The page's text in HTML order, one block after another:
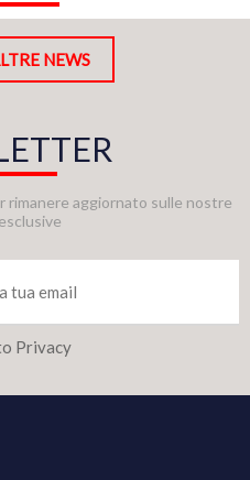
NEWS
aggiornato sulle nostre
Privacy